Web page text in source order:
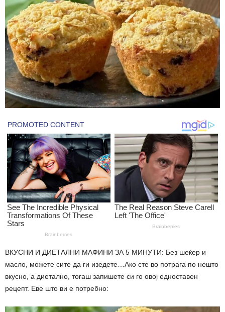
ВКУСНИ И ДИЕТАЛНИ МАФИНИ ЗА 5 МИНУТИ: Без шеќер и
масло, можете сите да ги изедете…Ако сте во потрага по нешто
вкусно, а диетално, тогаш запишете си го овој едноставен
рецепт. Еве што ви е потребно: